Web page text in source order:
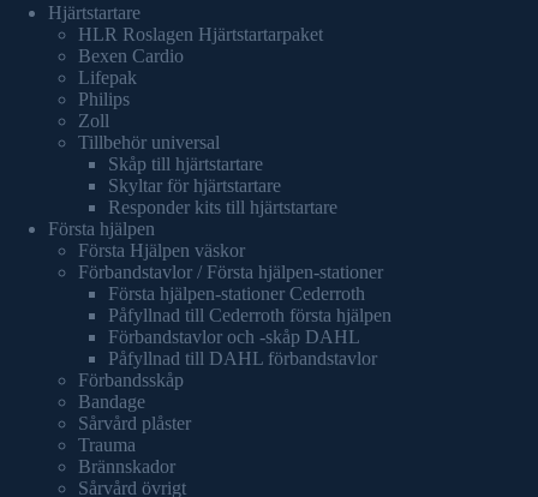
Hjärtstartare
HLR Roslagen Hjärtstartarpaket
Bexen Cardio
Lifepak
Philips
Zoll
Tillbehör universal
Skåp till hjärtstartare
Skyltar för hjärtstartare
Responder kits till hjärtstartare
Första hjälpen
Första Hjälpen väskor
Förbandstavlor / Första hjälpen-stationer
Första hjälpen-stationer Cederroth
Påfyllnad till Cederroth första hjälpen
Förbandstavlor och -skåp DAHL
Påfyllnad till DAHL förbandstavlor
Förbandsskåp
Bandage
Sårvård plåster
Trauma
Brännskador
Sårvård övrigt